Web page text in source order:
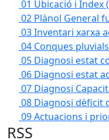
01 Ubicació i Índex
02 Plànol General
03 Inventari xarxa
04 Conques pluvials
05 Diagnosi estat
06 Diagnosi estat
07 Diagnosi
08 Diagnosi dèficit
09 Actuacions i
RSS